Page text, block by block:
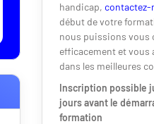
handicap, contactez-
début de votre
nous puissions vous
efficacement et vous
dans les meilleures
Inscription possible
jours avant le
formation